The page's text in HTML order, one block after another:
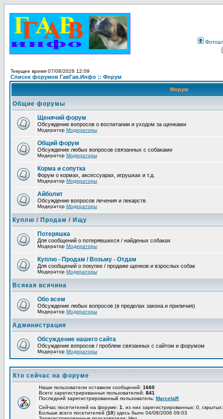
Текущее время 07/08/2026 12:09
Список форумов ГавГав.Инфо :: Форум
Форум
Общие форумы
Щенячий форум
Обсуждение вопросов о воспитании и уходом за щенками
Модератор Модераторы
Общий форум
Обсуждение любых вопросов связанных с собаками
Модератор Модераторы
Корма и сопутка
Форум о кормах, аксессуарах, игрушках и т.д.
Модератор Модераторы
Айболит
Обсуждение вопросов лечения и лекарств
Модератор Модераторы
Куплю / Продам / Ищу
Потеряшка
Для сообщений о потерявшихся / найденых собаках
Модератор Модераторы
Куплю - Продам / Возьму - Отдам
Для сообщений о покупке / продаже щенков и взрослых собак
Модератор Модераторы
Всякая всячина
Обо всем
Обсуждение любых вопросов (в пределах закона и приличия)
Модератор Модераторы
Администрация
Обсуждение нашего сайта
Обсуждение вопросов / проблем связанных с сайтом и форумом
Модератор Модераторы
Кто сейчас на форуме
Наши пользователи оставили сообщений: 1660
Всего зарегистрированных пользователей: 841
Последний зарегистрированный пользователь: MarcelaR
Сейчас посетителей на форуме: 1
, из них зарегистрированных: 0,
Больше всего посетителей (10) здесь было 04/08/2006 09:03